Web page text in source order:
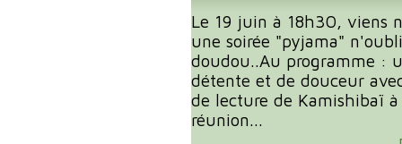
Le 19 juin à 18h30, viens
une soirée "pyjama"
doudou..Au programme :
détente et de douceur
de lecture de Kamishibaï
réunion...